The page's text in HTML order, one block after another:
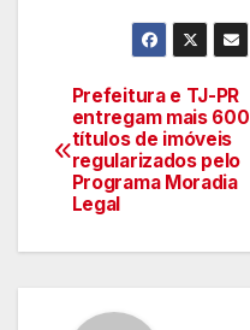
Navegação
de
artigos
Prefeitura e TJ-PR
entregam mais 600
títulos de imóveis
regularizados pelo
Programa Moradia
Legal